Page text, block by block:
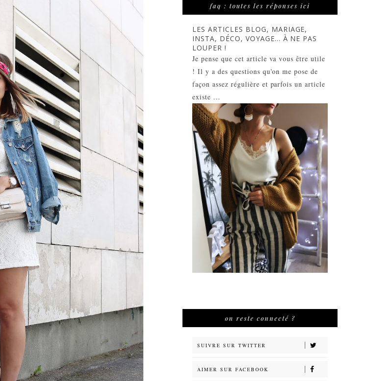
faq : toutes les réponses ici
LES ARTICLES BLOG, MARIAGE,
INSTA, DÉCO, VOYAGE... À NE PAS
LOUPER !
Je pense que cet article va vous être utile
! Il y a des questions qu'on me pose de
façon assez régulière et parfois un article
existe ...
on reste connecté ?
SUIVRE SUR TWITTER
AIMER SUR FACEBOOK